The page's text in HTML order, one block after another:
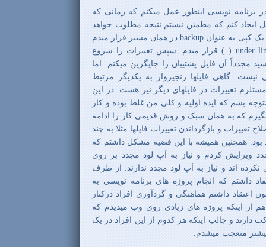
نویسی اینطور عمل میکنم که زمانی که
ایجاد کنم که مطمئن نیستم نتیجه مطلوب خواهد
کپی به عنوان backup در همان مسیر قرار میدم
under (_) قرار میدم. سپس تغییرات را شروع
مجدداً آن فایل پشتیبان را جایگزین میکنم. اما
گاهی فایلها زنجیروار به یکدیگر مرتبط
تغییرات در فایلهای دیگر نیز هست. در این
بشم که ایده اولیه و کلی من غلط بوده و کار
که به همان سبک و روش قدیمی کار را ادامه
تغییرات و بازگرداندن تغییرات فایلها مثلا به چند
بود. همچنین همیشه با این قضیه مشکل داشتم که
ویرایش کردم و نیاز به آپ لود مجدد بر روی
نکرده اند و نیاز به آپ لود مجدد ندارند. از طرف
داشتم که انجام پروژه های برنامه نویسی به
اعتقاد داشتم هماهنگی و گردآوری افراد درکنار
از اینکه پروژه های زیادی روی وب میدیدم که
دارند و جالب اینکه هر کدوم از این افراد در یک
متعجب میشدم.